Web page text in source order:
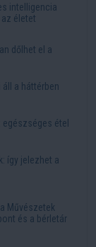
intelligencia
életet
dőlhet el a
áll a háttérben
étel
így jelezhet a
Művészetek
és a bérletár